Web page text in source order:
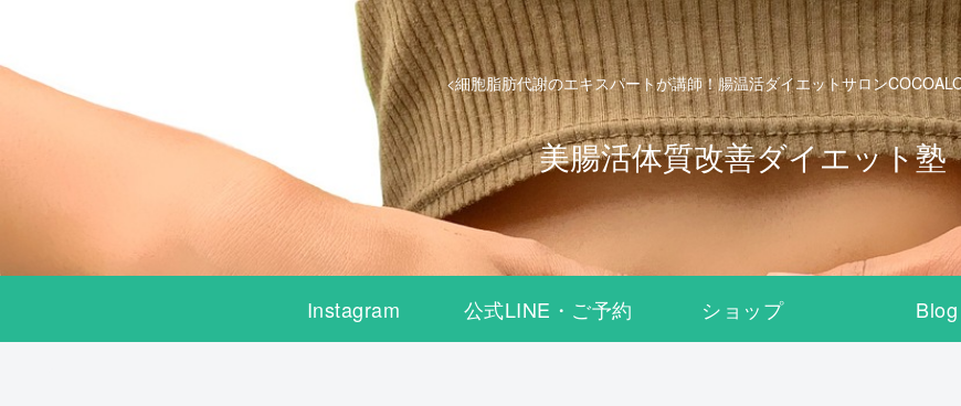
<細胞脂肪代謝のエキスパートが講師！腸温活ダイエットサロン
美腸活体質改善ダイエット塾
Instagram 公式LINE・ご予約 ショップ Blog